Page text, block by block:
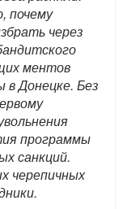
почему
через
ментов
в Донецке. Без
программы
санкций.
черепичных